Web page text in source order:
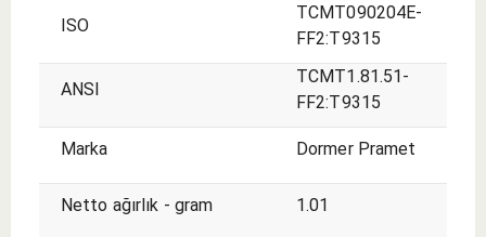
ISO
TCMT090204E-
FF2:T9315
ANSI
TCMT1.81.51-
FF2:T9315
Marka Dormer Pramet
Netto ağırlık - gram 1.01